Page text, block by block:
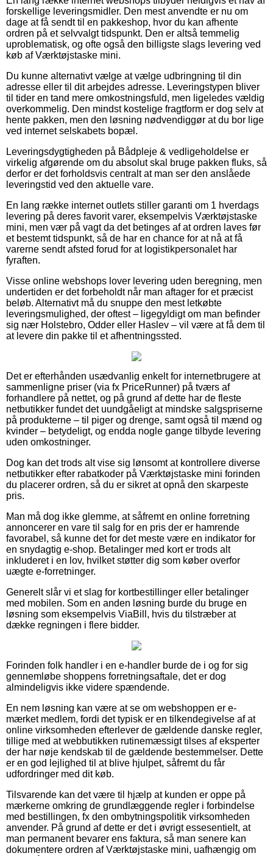
forskellige leveringsmidler. Den mest anvendte er nu om
dage at få sendt til en pakkeshop, hvor du kan afhente
ordren på et selvvalgt tidspunkt. Den er altså temmelig
uproblematisk, og ofte også den billigste slags levering ved
køb af Værktøjstaske mini.
Du kunne alternativt vælge at vælge udbringning til din
adresse eller til dit arbejdes adresse. Leveringstypen bliver
til tider en tand mere omkostningsfuld, men ligeledes vældig
overkommelig. Den mindst kostelige fragtform er dog selv at
hente pakken, men den løsning nødvendiggør at du bor lige
ved internet selskabets bopæl.
Leveringsdygtigheden på Bådpleje & vedligeholdelse er
virkelig afgørende om du absolut skal bruge pakken fluks, så
derfor er det forholdsvis centralt at man ser den anslåede
leveringstid ved den aktuelle vare.
En lang række internet outlets stiller garanti om 1 hverdags
levering på deres favorit varer, eksempelvis Værktøjstaske
mini, men vær på vagt da det betinges af at ordren laves før
et bestemt tidspunkt, så de har en chance for at nå at få
varerne sendt afsted forud for at logistikpersonalet har
fyraften.
Visse online webshops lover levering uden beregning, men
undertiden er det forbeholdt når man aftager for et præcist
beløb. Alternativt må du snuppe den mest letkøbte
leveringsmulighed, der oftest – ligegyldigt om man befinder
sig nær Holstebro, Odder eller Haslev – vil være at få dem til
at levere din pakke til et afhentningssted.
Det er efterhånden usædvanlig enkelt for internetbrugere at
sammenligne priser (via fx PriceRunner) på tværs af
forhandlere på nettet, og på grund af dette har de fleste
netbutikker fundet det uundgåeligt at mindske salgspriserne
på produkterne – til piger og drenge, samt også til mænd og
kvinder – betydeligt, og endda nogle gange tilbyde levering
uden omkostninger.
Dog kan det trods alt vise sig lønsomt at kontrollere diverse
netbutikker efter rabatkoder på Værktøjstaske mini forinden
du placerer ordren, så du er sikret at opnå den skarpeste
pris.
Man må dog ikke glemme, at såfremt en online forretning
annoncerer en vare til salg for en pris der er hamrende
favorabel, så kunne det for det meste være en indikator for
en snydagtig e-shop. Betalinger med kort er trods alt
inkluderet i en lov, hvilket støtter dig som køber overfor
uægte e-forretninger.
Generelt slår vi et slag for kortbestillinger eller betalinger
med mobilen. Som en anden løsning burde du bruge en
løsning som eksempelvis ViaBill, hvis du tilstræber at
dække regningen i flere bidder.
Forinden folk handler i en e-handler burde de i og for sig
gennemløbe shoppens forretningsaftale, det er dog
almindeligvis ikke videre spændende.
En nem løsning kan være at se om webshoppen er e-
mærket medlem, fordi det typisk er en tilkendegivelse af at
online virksomheden efterlever de gældende danske regler,
tillige med at webbutikken rutinemæssigt tilses af eksperter
der har nøje kendskab til de gældende bestemmelser. Dette
er en god lejlighed til at blive hjulpet, såfremt du får
udfordringer med dit køb.
Tilsvarende kan det være til hjælp at kunden er oppe på
mærkerne omkring de grundlæggende regler i forbindelse
med bestillingen, fx den ombytningspolitik virksomheden
anvender. På grund af dette er det i øvrigt essesentielt, at
man permanent bevarer ens faktura, så man senere kan
dokumentere ordren af Værktøjstaske mini, uafhængig om